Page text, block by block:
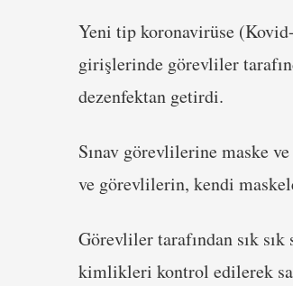
Yeni tip koronavirüse (Kovid-
girişlerinde görevliler
dezenfektan getirdi.
Sınav görevlilerine maske
ve görevlilerin, kendi
Görevliler tarafından sık
kimlikleri kontrol edilerek